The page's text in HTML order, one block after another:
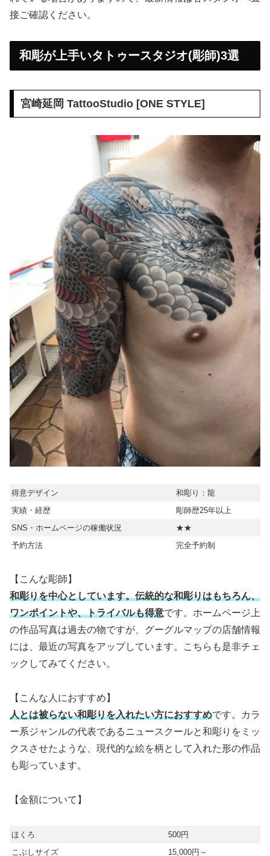
接ご確認ください。
和彫が上手いタトゥースタジオ(彫師)3選
宮崎延岡 TattooStudio [ONE STYLE]
得意デザイン
和彫り：龍
実績・経歴
彫師歴25年以上
SNS・ホームページの稼働状況
★★
予約方法
完全予約制
【こんな彫師】
和彫りを中心としています。伝統的な和彫りはもちろん、
ワンポイントや、トライバルも得意です。ホームページ上
の作品写真は過去の物ですが、グーグルマップの店舗情報
には、最近の写真をアップしています。こちらも是非チェ
ックしてみてください。
【こんな人におすすめ】
人とは被らない和彫りを入れたい方におすすめです。カラ
ー系ジャンルの代表であるニュースクールと和彫りをミッ
クスさせたような、現代的な絵を柄として入れた形の作品
も彫っています。
【金額について】
ほくろ
500円
こぶしサイズ
15,000円～